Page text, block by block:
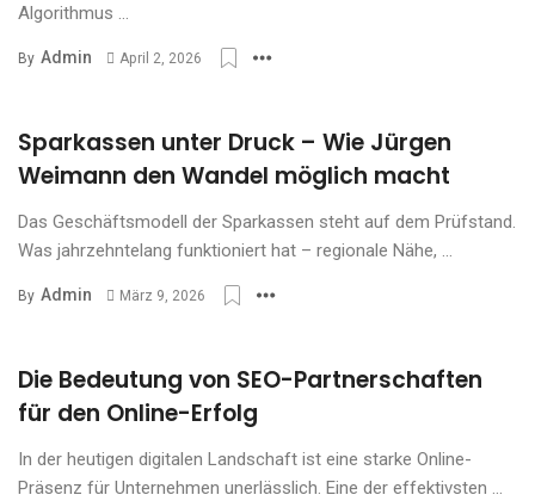
Algorithmus ...
By Admin April 2, 2026
Sparkassen unter Druck – Wie Jürgen
Weimann den Wandel möglich macht
Das Geschäftsmodell der Sparkassen steht auf dem Prüfstand.
Was jahrzehntelang funktioniert hat – regionale Nähe, ...
By Admin März 9, 2026
Die Bedeutung von SEO-Partnerschaften
für den Online-Erfolg
In der heutigen digitalen Landschaft ist eine starke Online-
Präsenz für Unternehmen unerlässlich. Eine der effektivsten ...